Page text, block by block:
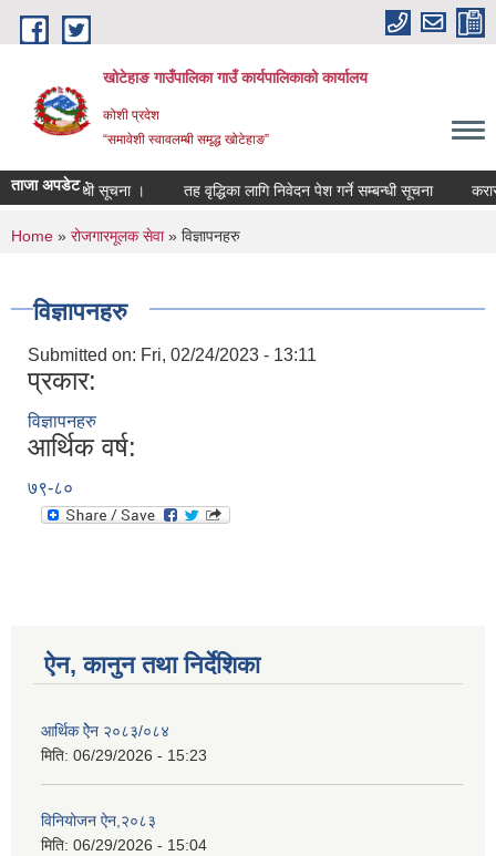
Skip to main content
खोटेहाङ गाउँपालिका गाउँ कार्यपालिकाको कार्यालय
कोशी प्रदेश
“समावेशी स्वावलम्बी समृद्ध खोटेहाङ”
ताजा अपडेट :
हुने सम्बन्धी सूचना । तह वृद्धिका लागि निवेदन पेश गर्ने सम्बन्धी सूचना करार
You are here
Home » रोजगारमूलक सेवा» विज्ञापनहरु
विज्ञापनहरु
Submitted on: Fri, 02/24/2023 - 13:11
प्रकार:
विज्ञापनहरु
आर्थिक वर्ष:
७९-८०
ऐन, कानुन तथा निर्देशिका
आर्थिक ऐेन २०८३/०८४
मिति: 06/29/2026 - 15:23
विनियोजन ऐन,२०८३
मिति: 06/29/2026 - 15:04